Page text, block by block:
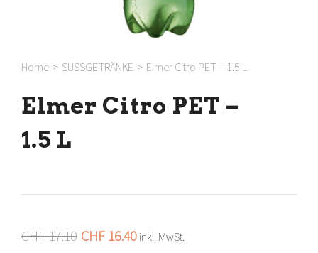
Home > SÜSSGETRÄNKE > Elmer Citro PET – 1.5 L
Elmer Citro PET –
1.5 L
CHF17.10 CHF 16.40 inkl. MwSt.